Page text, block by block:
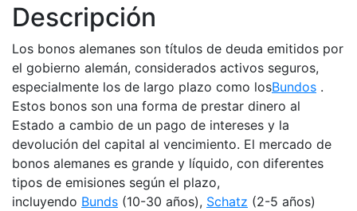
Descripción
Los bonos alemanes son títulos de deuda emitidos por
el gobierno alemán, considerados activos seguros,
especialmente los de largo plazo como losBundos .
Estos bonos son una forma de prestar dinero al
Estado a cambio de un pago de intereses y la
devolución del capital al vencimiento. El mercado de
bonos alemanes es grande y líquido, con diferentes
tipos de emisiones según el plazo,
incluyendo Bunds (10-30 años), Schatz (2-5 años)